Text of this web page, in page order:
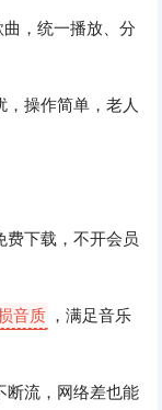
，统一播放、分
操作简单，老人
费下载，不开会员
音质 ，满足音乐
断流，网络差也能